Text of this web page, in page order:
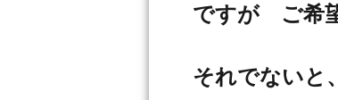
ですが ご希
それでないと